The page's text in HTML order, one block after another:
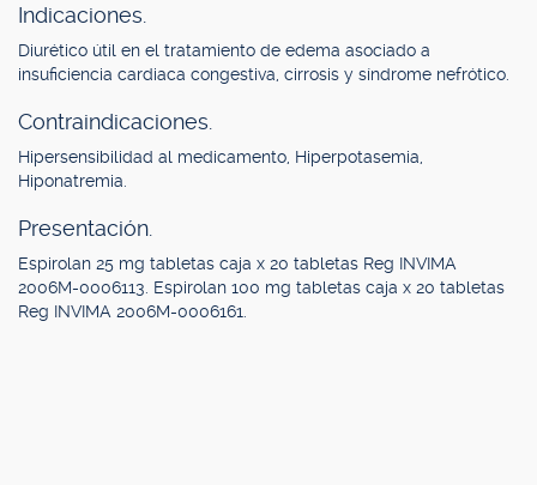
Indicaciones.
Diurético útil en el tratamiento de edema asociado a
insuficiencia cardiaca congestiva, cirrosis y síndrome nefrótico.
Contraindicaciones.
Hipersensibilidad al medicamento, Hiperpotasemia,
Hiponatremia.
Presentación.
Espirolan 25 mg tabletas caja x 20 tabletas Reg INVIMA
2006M-0006113. Espirolan 100 mg tabletas caja x 20 tabletas
Reg INVIMA 2006M-0006161.